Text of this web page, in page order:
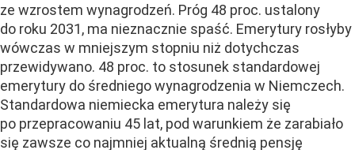
ze wzrostem wynagrodzeń. Próg 48 proc. ustalony
do roku 2031, ma nieznacznie spaść. Emerytury rosłyby
wówczas w mniejszym stopniu niż dotychczas
przewidywano. 48 proc. to stosunek standardowej
emerytury do średniego wynagrodzenia w Niemczech.
Standardowa niemiecka emerytura należy się
po przepracowaniu 45 lat, pod warunkiem że zarabiało
się zawsze co najmniej aktualną średnią pensję